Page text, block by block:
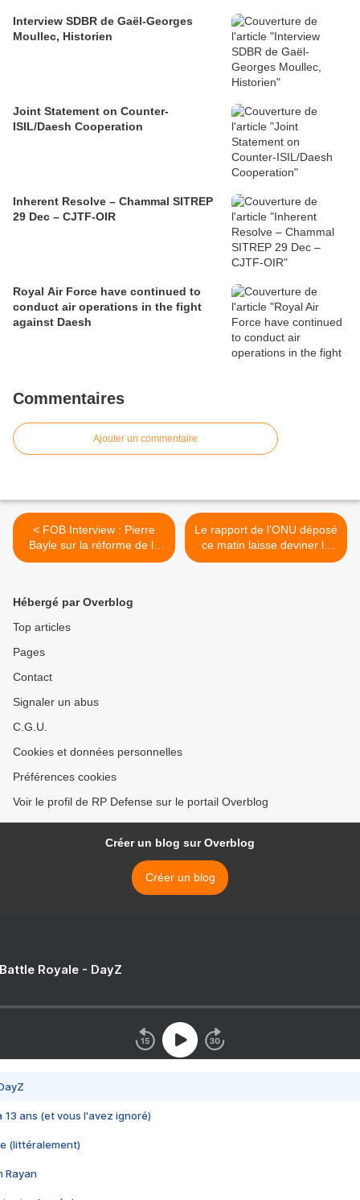
Interview SDBR de Gaël-Georges
Moullec, Historien
Joint Statement on Counter-
ISIL/Daesh Cooperation
Inherent Resolve – Chammal SITREP
29 Dec – CJTF-OIR
Royal Air Force have continued to
conduct air operations in the fight
against Daesh
Commentaires
Ajouter un commentaire
< FOB Interview : Pierre
Bayle sur la réforme de la
DICoD (1ère partie)
Le rapport de l’ONU déposé
ce matin laisse deviner le
coupable de l’attaque
Hébergé par Overblog
Top articles
Pages
Contact
Signaler un abus
C.G.U.
Cookies et données personnelles
Préférences cookies
Voir le profil de RP Defense sur le portail Overblog
Créer un blog sur Overblog
Créer un blog
Royale - DayZ
13 ans (et vous l'avez ignoré)
(littéralement)
Rayan